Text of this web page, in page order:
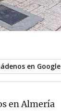
en Google
en Almería